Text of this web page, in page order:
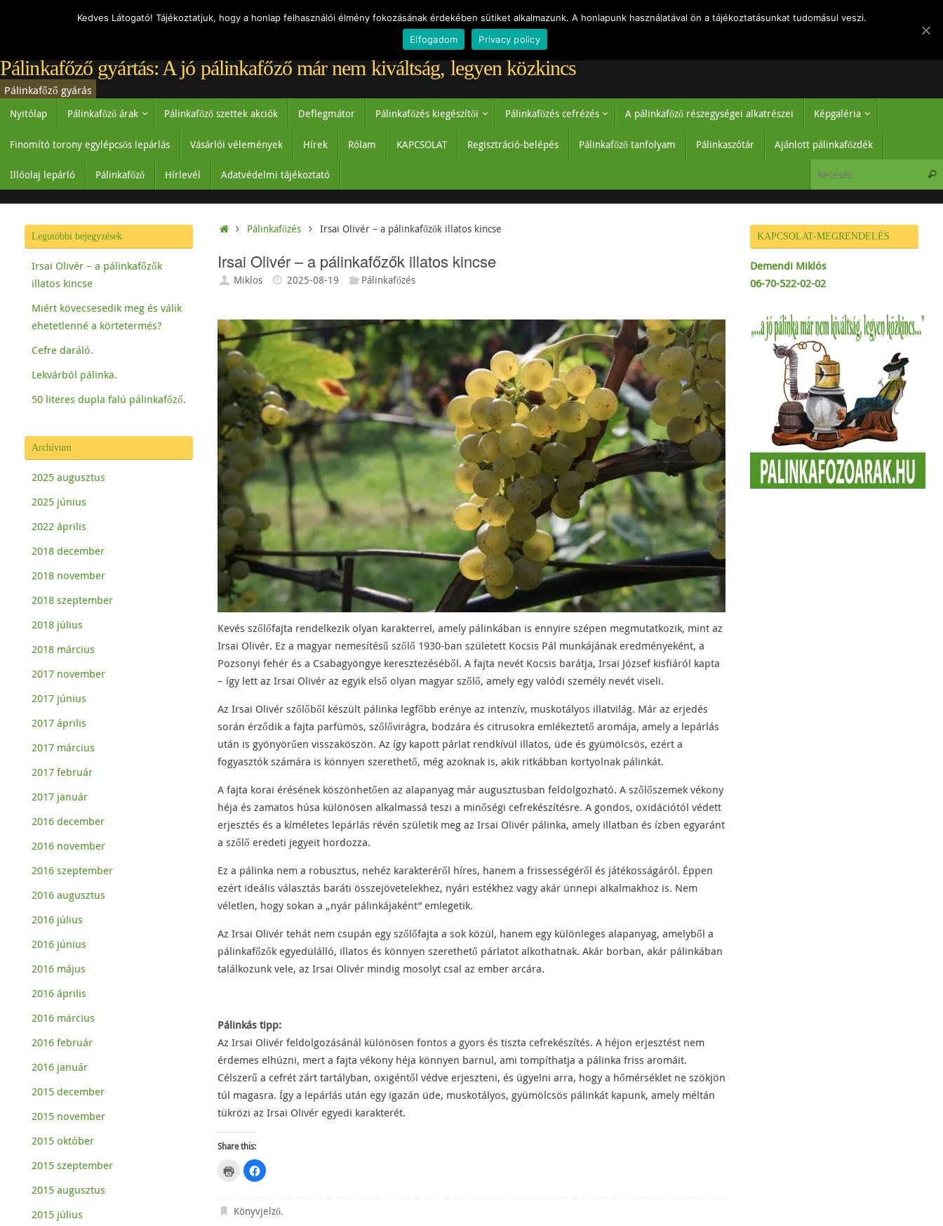
Törvények Vásárlói vélemények Rólam Regisztráció-belépés Hírek Adatvédelmi tájékoztató
Pálinkafőző gyártás: A jó pálinkafőző már nem kiváltság, legyen közkincs
Pálinkafőző gyárás
Nyitólap Pálinkafőző árak Pálinkafőző szettek akciók Deflegmátor Pálinkafőzés kiegészítői Pálinkafőzés cefrézés A pálinkafőző részegységei alkatrészei Képgaléria
Finomító torony egylépcsős lepárlás Vásárlói vélemények Hírek Rólam KAPCSOLAT Regisztráció-belépés Pálinkafőző tanfolyam Pálinkaszótár Ajánlott pálinkafőzdék
Illóolaj lepárló Pálinkafőző Hírlevél Adatvédelmi tájékoztató
Pálinkafőzés Irsai Olivér – a pálinkafőzők illatos kincse
Irsai Olivér – a pálinkafőzők illatos kincse
Miklos 2025-08-19 Pálinkafőzés
Kevés szőlőfajta rendelkezik olyan karakterrel, amely pálinkában is ennyire szépen megmutatkozik, mint az
Irsai Olivér. Ez a magyar nemesítésű szőlő 1930-ban született Kocsis Pál munkájának eredményeként, a
Pozsonyi fehér és a Csabagyöngye keresztezéséből. A fajta nevét Kocsis barátja, Irsai József kisfiáról kapta
– így lett az Irsai Olivér az egyik első olyan magyar szőlő, amely egy valódi személy nevét viseli.
Az Irsai Olivér szőlőből készült pálinka legfőbb erénye az intenzív, muskotályos illatvilág. Már az erjedés
során érződik a fajta parfümös, szőlővirágra, bodzára és citrusokra emlékeztető aromája, amely a lepárlás
után is gyönyörűen visszaköszön. Az így kapott párlat rendkívül illatos, üde és gyümölcsös, ezért a
fogyasztók számára is könnyen szerethető, még azoknak is, akik ritkábban kortyolnak pálinkát.
A fajta korai érésének köszönhetően az alapanyag már augusztusban feldolgozható. A szőlőszemek vékony
héja és zamatos húsa különösen alkalmassá teszi a minőségi cefrekészítésre. A gondos, oxidációtól védett
erjesztés és a kíméletes lepárlás révén születik meg az Irsai Olivér pálinka, amely illatban és ízben egyaránt
a szőlő eredeti jegyeit hordozza.
Ez a pálinka nem a robusztus, nehéz karakteréről híres, hanem a frissességéről és játékosságáról. Éppen
ezért ideális választás baráti összejövetelekhez, nyári estékhez vagy akár ünnepi alkalmakhoz is. Nem
véletlen, hogy sokan a „nyár pálinkájaként” emlegetik.
Az Irsai Olivér tehát nem csupán egy szőlőfajta a sok közül, hanem egy különleges alapanyag, amelyből a
pálinkafőzők egyedülálló, illatos és könnyen szerethető párlatot alkothatnak. Akár borban, akár pálinkában
találkozunk vele, az Irsai Olivér mindig mosolyt csal az ember arcára.
Pálinkás tipp:
Az Irsai Olivér feldolgozásánál különösen fontos a gyors és tiszta cefrekészítés. A héjon erjesztést nem
érdemes elhúzni, mert a fajta vékony héja könnyen barnul, ami tompíthatja a pálinka friss aromáit.
Célszerű a cefrét zárt tartályban, oxigéntől védve erjeszteni, és ügyelni arra, hogy a hőmérséklet ne szökjön
túl magasra. Így a lepárlás után egy igazán üde, muskotályos, gyümölcsös pálinkát kapunk, amely méltán
tükrözi az Irsai Olivér egyedi karakterét.
Share this:
t
o
C
l
t
o
Könyvjelző.
Legutóbbi bejegyzések
Irsai Olivér – a pálinkafőzők
illatos kincse
Miért kövecsesedik meg és válik
ehetetlenné a körtetermés?
Cefre daráló.
Lekvárból pálinka.
50 literes dupla falú pálinkafőző.
Archívum
2025 augusztus
2025 június
2022 április
2018 december
2018 november
2018 szeptember
2018 július
2018 március
2017 november
2017 június
2017 április
2017 március
2017 február
2017 január
2016 december
2016 november
2016 szeptember
2016 augusztus
2016 július
2016 június
2016 május
2016 április
2016 március
2016 február
2016 január
2015 december
2015 november
2015 október
2015 szeptember
2015 augusztus
2015 július
KAPCSOLAT-MEGRENDELÉS
Demendi Miklós
06-70-522-02-02
Kedves Látogató! Tájékoztatjuk, hogy a honlap felhasználói élmény fokozásának érdekében sütiket alkalmazunk. A honlapunk használatával ön a tájékoztatásunkat tudomásul veszi.
Elfogadom
Privacy policy